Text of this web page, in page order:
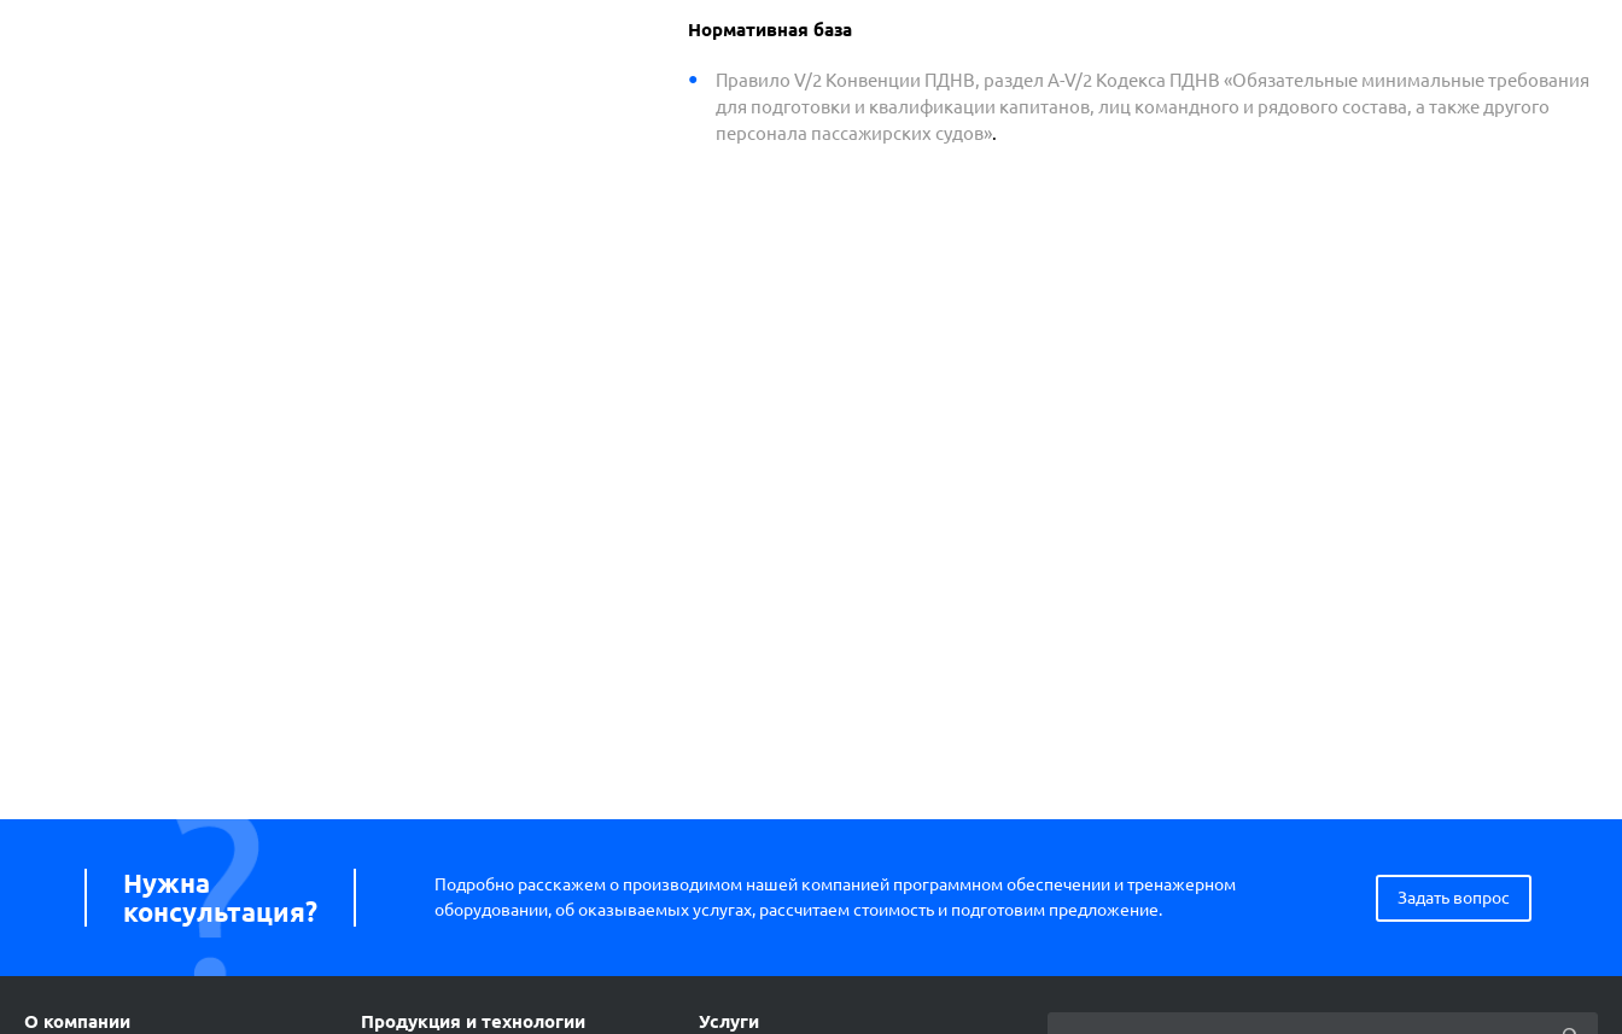
Нормативная база
Правило V/2 Конвенции ПДНВ, раздел A-V/2 Кодекса ПДНВ «Обязательные минимальные требования
для подготовки и квалификации капитанов, лиц командного и рядового состава, а также другого
персонала пассажирских судов».
Нужна
консультация?
Подробно расскажем о производимом нашей компанией программном обеспечении и тренажерном
оборудовании, об оказываемых услугах, рассчитаем стоимость и подготовим предложение.
Задать вопрос
О компании Продукция и технологии Услуги